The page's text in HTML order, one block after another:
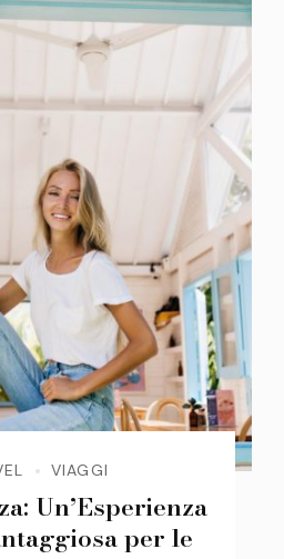
VIAGGI
Un’Esperienza
per le